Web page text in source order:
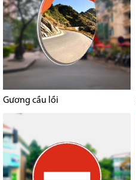
Gương cầu lồi